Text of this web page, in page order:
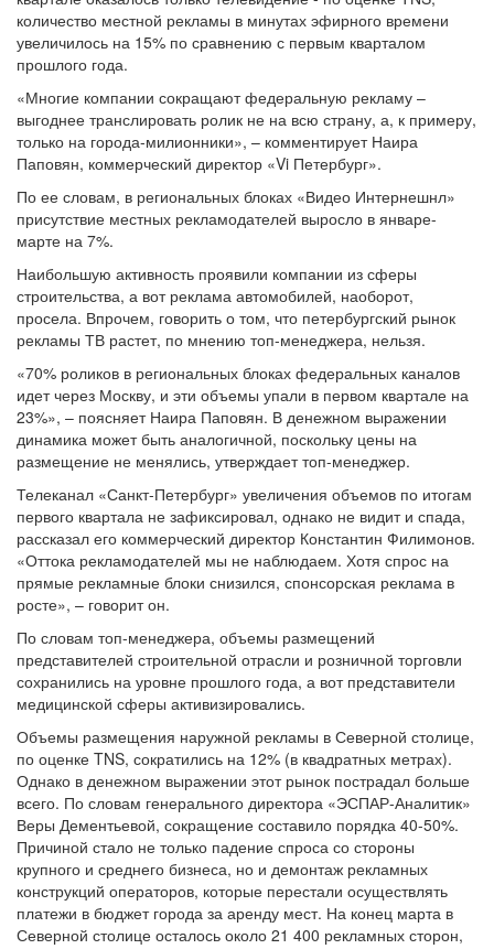
количество местной рекламы в минутах эфирного времени
увеличилось на 15% по сравнению с первым кварталом
прошлого года.
«Многие компании сокращают федеральную рекламу –
выгоднее транслировать ролик не на всю страну, а, к примеру,
только на города-милионники», – комментирует Наира
Паповян, коммерческий директор «Vi Петербург».
По ее словам, в региональных блоках «Видео Интернешнл»
присутствие местных рекламодателей выросло в январе-
марте на 7%.
Наибольшую активность проявили компании из сферы
строительства, а вот реклама автомобилей, наоборот,
просела. Впрочем, говорить о том, что петербургский рынок
рекламы ТВ растет, по мнению топ-менеджера, нельзя.
«70% роликов в региональных блоках федеральных каналов
идет через Москву, и эти объемы упали в первом квартале на
23%», – поясняет Наира Паповян. В денежном выражении
динамика может быть аналогичной, поскольку цены на
размещение не менялись, утверждает топ-менеджер.
Телеканал «Санкт-Петербург» увеличения объемов по итогам
первого квартала не зафиксировал, однако не видит и спада,
рассказал его коммерческий директор Константин Филимонов.
«Оттока рекламодателей мы не наблюдаем. Хотя спрос на
прямые рекламные блоки снизился, спонсорская реклама в
росте», – говорит он.
По словам топ-менеджера, объемы размещений
представителей строительной отрасли и розничной торговли
сохранились на уровне прошлого года, а вот представители
медицинской сферы активизировались.
Объемы размещения наружной рекламы в Северной столице,
по оценке TNS, сократились на 12% (в квадратных метрах).
Однако в денежном выражении этот рынок пострадал больше
всего. По словам генерального директора «ЭСПАР-Аналитик»
Веры Дементьевой, сокращение составило порядка 40-50%.
Причиной стало не только падение спроса со стороны
крупного и среднего бизнеса, но и демонтаж рекламных
конструкций операторов, которые перестали осуществлять
платежи в бюджет города за аренду мест. На конец марта в
Северной столице осталось около 21 400 рекламных сторон,